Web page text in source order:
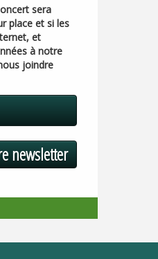
sera
place et si les
et
à notre
joindre
newsletter